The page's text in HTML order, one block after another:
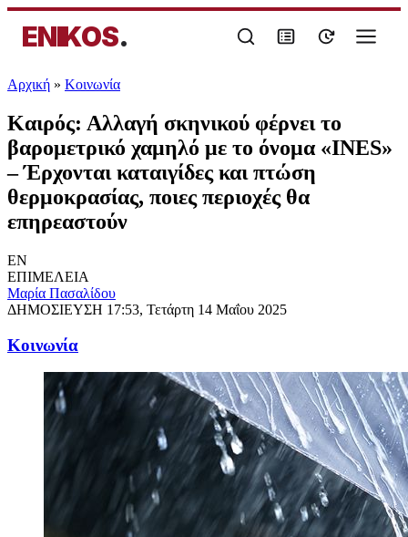
ENIKOS.
Αρχική » Κοινωνία
Καιρός: Αλλαγή σκηνικού φέρνει το
βαρομετρικό χαμηλό με το όνομα «INES»
– Έρχονται καταιγίδες και πτώση
θερμοκρασίας, ποιες περιοχές θα
επηρεαστούν
EN
ΕΠΙΜΕΛΕΙΑ
Μαρία Πασαλίδου
ΔΗΜΟΣΙΕΥΣΗ 17:53, Τετάρτη 14 Μαΐου 2025
Κοινωνία